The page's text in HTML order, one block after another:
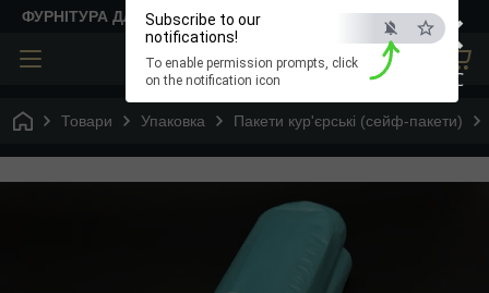
×
ESC
Subscribe to our
notifications!
To enable permission prompts, click
on the notification icon
ФУРНІТУРА ДЛЯ ТВОРЧОСТІ
Товари Упаковка Пакети кур'єрські (сейф-пакети)